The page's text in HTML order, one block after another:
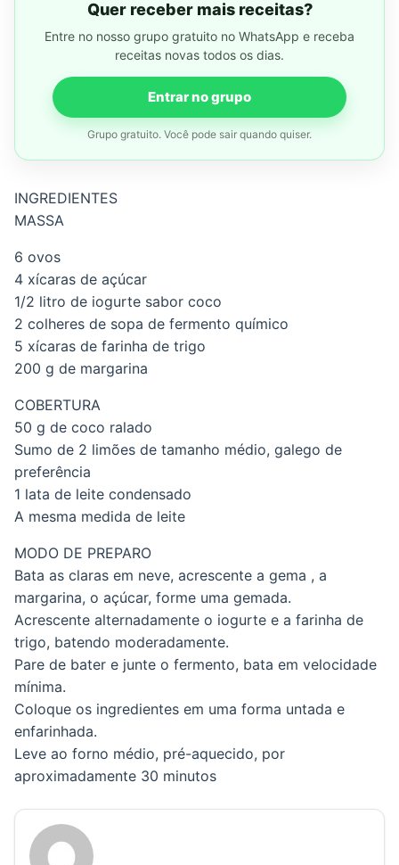
Quer receber mais receitas?
Entre no nosso grupo gratuito no WhatsApp e receba
receitas novas todos os dias.
Entrar no grupo
Grupo gratuito. Você pode sair quando quiser.
INGREDIENTES
MASSA
6 ovos
4 xícaras de açúcar
1/2 litro de iogurte sabor coco
2 colheres de sopa de fermento químico
5 xícaras de farinha de trigo
200 g de margarina
COBERTURA
50 g de coco ralado
Sumo de 2 limões de tamanho médio, galego de
preferência
1 lata de leite condensado
A mesma medida de leite
MODO DE PREPARO
Bata as claras em neve, acrescente a gema , a
margarina, o açúcar, forme uma gemada.
Acrescente alternadamente o iogurte e a farinha de
trigo, batendo moderadamente.
Pare de bater e junte o fermento, bata em velocidade
mínima.
Coloque os ingredientes em uma forma untada e
enfarinhada.
Leve ao forno médio, pré-aquecido, por
aproximadamente 30 minutos